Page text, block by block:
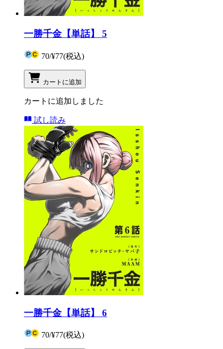
一勝千金【単話】 5
70/¥77(税込)
カートに追加
カートに追加しました
試し読み
一勝千金【単話】 6
70/¥77(税込)